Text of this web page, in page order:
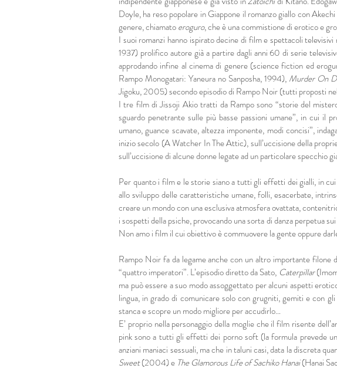
Doyle, ha reso popolare in Giappone il romanzo giallo con
genere, chiamatoeroguro, che è una commistione di erotico e
I suoi romanzi hanno ispirato decine di film e spettacoli
1937) prolifico autore già a partire dagli anni 60 di serie
approdando infine al cinema di genere (science fiction ed
Rampo Monogatari: Yaneura no Sanposha, 1994), Murder On
Jigoku, 2005) secondo episodio di Rampo Noir (tutti proposti
I tre film di Jissoji Akio tratti da Rampo sono “storie del
sguardo penetrante sulle più basse passioni umane”, in cui il
umano, guance scavate, altezza imponente, modi concisi”,
inizio secolo (A Watcher In The Attic), sull’uccisione della
sull’uccisione di alcune donne legate ad un particolare specchio
Per quanto i film e le storie siano a tutti gli effetti dei gialli, in cui
allo sviluppo delle caratteristiche umane, folli, esacerbate,
creare un mondo con una esclusiva atmosfera ovattata,
i sospetti della psiche, provocando una sorta di danza perpetua
Non amo i film il cui obiettivo è commuovere la gente oppure
Rampo Noir fa da legame anche con un altro importante filone
“quattro imperatori”. L’episodio diretto da Sato, Caterpillar
ma può essere a suo modo assoggettato per alcuni aspetti
lingua, in grado di comunicare solo con grugniti, gemiti e con
stanca e scopre un modo migliore per accudirlo…
E’ proprio nella personaggio della moglie che il film risente
pink sono a tutti gli effetti dei porno soft (la formula prevede
anziani maniaci sessuali, ma che in taluni casi, data la discreta
Sweet(2004) e The Glamorous Life of Sachiko Hanai(Hanai